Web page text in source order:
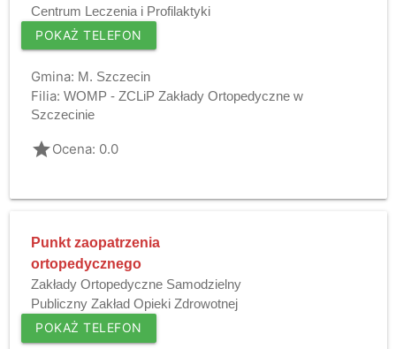
Centrum Leczenia i Profilaktyki
POKAŻ TELEFON
Gmina: M. Szczecin
Filia: WOMP - ZCLiP Zakłady Ortopedyczne w
Szczecinie
gradeOcena: 0.0
Punkt zaopatrzenia
ortopedycznego
Zakłady Ortopedyczne Samodzielny
Publiczny Zakład Opieki Zdrowotnej
POKAŻ TELEFON